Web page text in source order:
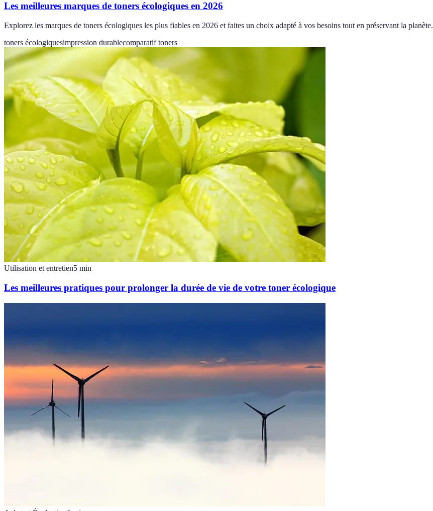
Les meilleures marques de toners écologiques en 2026
Explorez les marques de toners écologiques les plus fiables en 2026 et faites un choix adapté à vos besoins tout en préservant la planète.
toners écologiquesimpression durablecomparatif toners
Utilisation et entretien5 min
Les meilleures pratiques pour prolonger la durée de vie de votre toner écologique